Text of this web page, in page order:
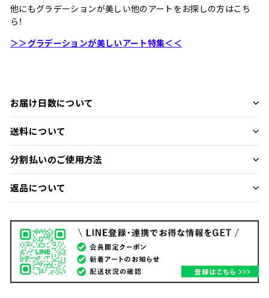
他にもグラデーションが美しい他のアートをお探しの方はこち
ら！
＞＞グラデーションが美しいアート特集＜＜
お届け日数について
送料について
分割払いのご使用方法
返品について